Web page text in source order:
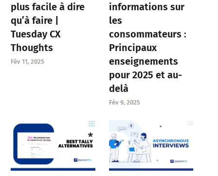
plus facile à dire
qu’à faire |
Tuesday CX
Thoughts
Fév 11, 2025
informations sur
les
consommateurs :
Principaux
enseignements
pour 2025 et au-
delà
Fév 9, 2025